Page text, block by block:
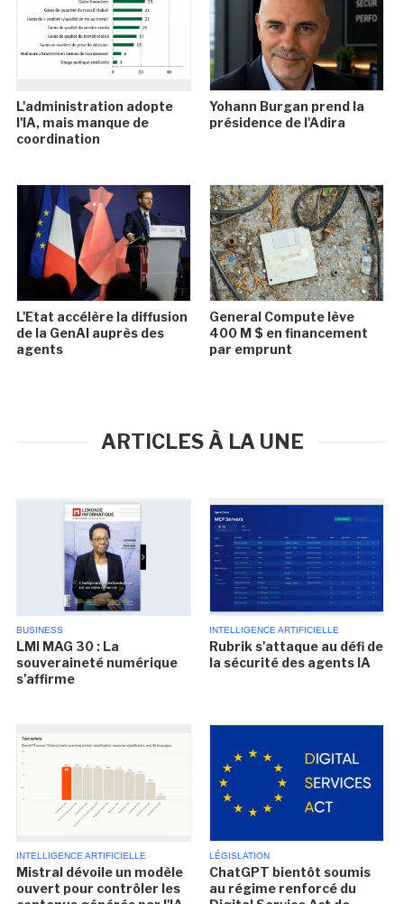
L'administration adopte
l'IA, mais manque de
coordination
Yohann Burgan prend la
présidence de l'Adira
L'Etat accélère la diffusion
de la GenAI auprès des
agents
General Compute lève
400 M $ en financement
par emprunt
ARTICLES À LA UNE
BUSINESS
LMI MAG 30 : La
souveraineté numérique
s'affirme
INTELLIGENCE ARTIFICIELLE
Rubrik s'attaque au défi de
la sécurité des agents IA
INTELLIGENCE ARTIFICIELLE
Mistral dévoile un modèle
ouvert pour contrôler les
LÉGISLATION
ChatGPT bientôt soumis
au régime renforcé du